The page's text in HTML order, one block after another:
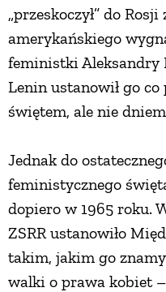
„przeskoczył” do
amerykańskiego
feministki Aleksandry
Lenin ustanowił go
świętem, ale nie
Jednak do
feministycznego
dopiero w 1965 roku.
ZSRR ustanowiło
takim, jakim go
walki o prawa kobiet